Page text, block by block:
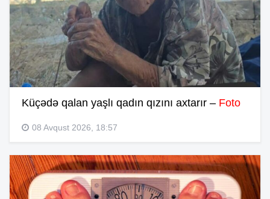
Küçədə qalan yaşlı qadın qızını axtarır – Foto
08 Avqust 2026, 18:57